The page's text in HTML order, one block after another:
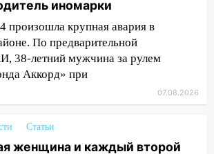
области
приглашают на забег,
Дню воздушного флота
иномарки
произошла крупная авария в
По предварительной
38-летний мужчина за рулем
Аккорд» при
07.08.2026
Статьи
женщина и каждый второй